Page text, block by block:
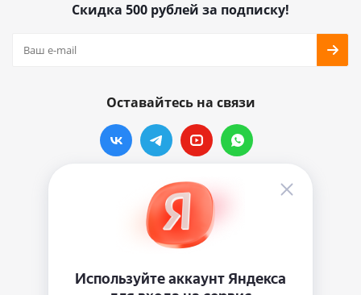
Скидка 500 рублей за подписку!
Оставайтесь на связи
Наши контакты
info@vinylmarkt.ru